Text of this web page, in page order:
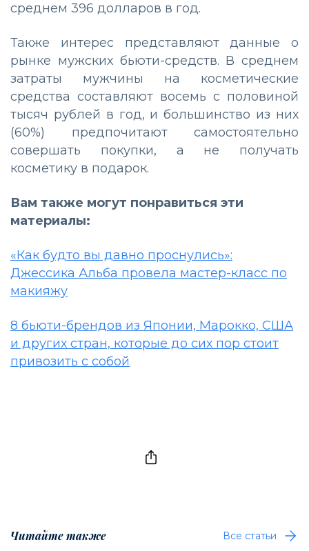
среднем 396 долларов в год.
Также интерес представляют данные о
рынке мужских бьюти-средств. В среднем
затраты мужчины на косметические
средства составляют восемь с половиной
тысяч рублей в год, и большинство из них
(60%) предпочитают самостоятельно
совершать покупки, а не получать
косметику в подарок.
Вам также могут понравиться эти
материалы:
«Как будто вы давно проснулись»:
Джессика Альба провела мастер-класс по
макияжу
8 бьюти-брендов из Японии, Марокко, США
и других стран, которые до сих пор стоит
привозить с собой
Читайте также Все статьи